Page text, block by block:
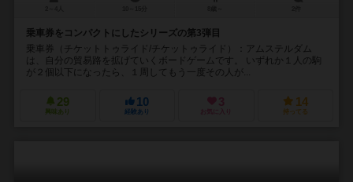
乗車券をコンパクトにしたシリーズの第3弾目
乗車券（チケットトゥライド/チケットゥライド）：アムステルダム
は、自分の貿易路を拡げていくボードゲームです。 いずれか１人の駒
が２個以下になったら、１周してもう一度その人が...
29
興味あり
10
経験あり
3
お気に入り
14
持ってる